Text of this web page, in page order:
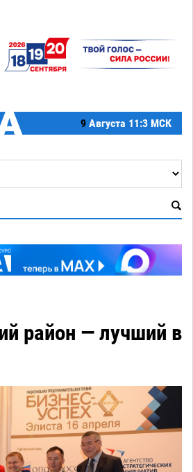
9 Августа 11:3 МСК
район — лучший в